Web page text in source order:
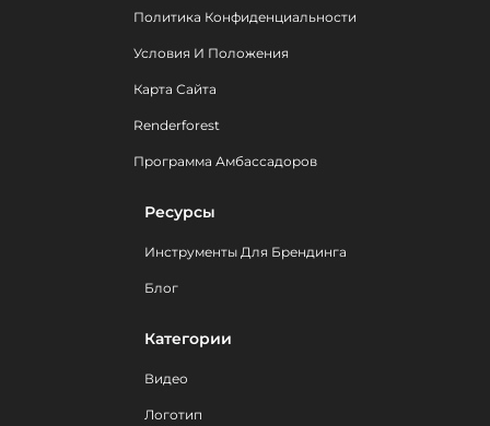
Политика Конфиденциальности
Условия И Положения
Карта Сайта
Renderforest
Программа Амбассадоров
Ресурсы
Инструменты Для Брендинга
Блог
Категории
Видео
Логотип